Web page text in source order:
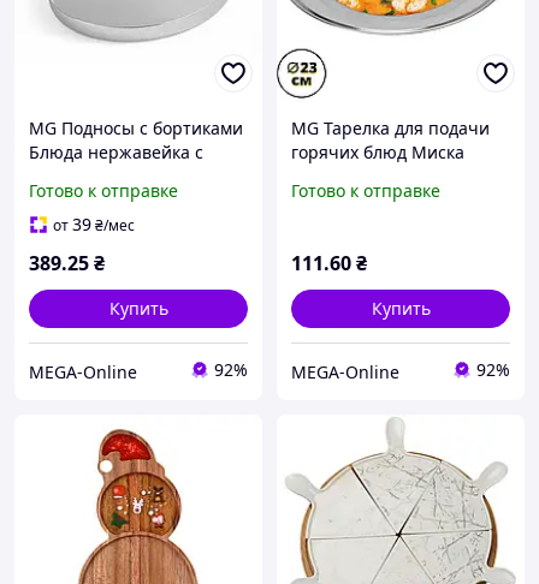
MG Подносы с бортиками
Блюда нержавейка с
Металлические тарелки
для еды
Готово к отправке
от39₴/мес
389.25₴
Купить
MEGA-Online 92%
MG Тарелка для подачи
горячих блюд Миска
Тарелка для сервировки
Готово к отправке
111.60₴
Купить
MEGA-Online 92%